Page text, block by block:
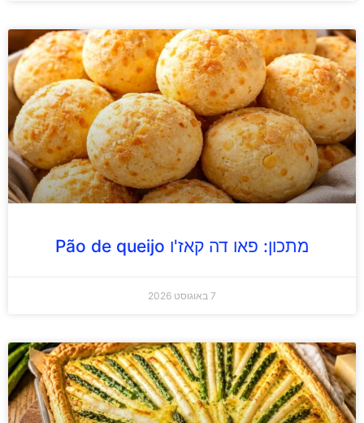
מתכון: פאו דה קאז'ו Pão de queijo
7 באוגוסט 2026